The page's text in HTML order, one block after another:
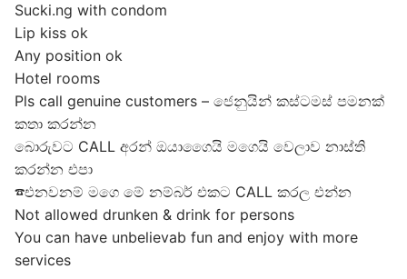
Sucki.ng with condom
Lip kiss ok
Any position ok
Hotel rooms
Pls call genuine customers – ජෙනුයින් කස්ටමස් පමනක්
කතා කරන්න
බොරුවට CALL අරන් ඔයාගෛයි මගෙයි වෙලාව නාස්ති
කරන්න එපා
☎එනවනම් මගෙ මේ නම්බර් එකට CALL කරල එන්න
Not allowed drunken & drink for persons
You can have unbelievab fun and enjoy with more
services